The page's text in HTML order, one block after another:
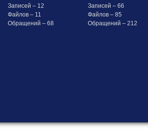
Записей – 12
Файлов – 11
Обращений – 68
Записей – 66
Файлов – 85
Обращений – 212